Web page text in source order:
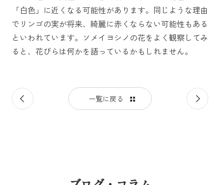
「白色」に近くなる可能性があります。同じような理由
でリンゴの実が将来、綺麗に赤くならない可能性もある
といわれています。ソメイヨシノの花をよく観察してみ
ると、花びらは何かを語っているかもしれません。
前
の
一覧に戻る
次
の